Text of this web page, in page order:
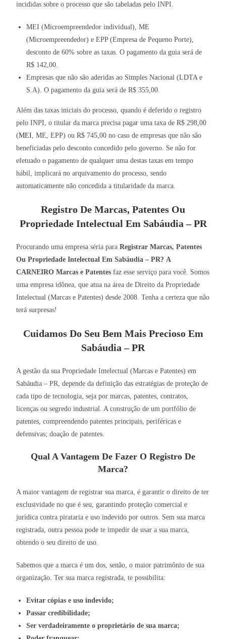
incididas sobre o processo que são tabeladas pelo INPI.
MEI (Microempreendedor individual), ME
(Microempreendedor) e EPP (Empresa de Pequeno Porte),
desconto de 60% sobre as taxas. O pagamento da guia será de
R$ 142,00.
Empresas que não são aderidas ao Simples Nacional (LDTA e
S.A). O pagamento da guia será de R$ 355,00.
Além das taxas iniciais do processo, quando é deferido o registro
pelo INPI, o titular da marca precisa pagar uma taxa de R$ 298,00
(MEI, ME, EPP) ou R$ 745,00 no caso de empresas que não são
beneficiadas pelo desconto concedido pelo governo. Se não for
efetuado o pagamento de qualquer uma destas taxas em tempo
hábil, implicará no arquivamento do processo, sendo
automaticamente não concedida a titularidade da marca.
Registro De Marcas, Patentes Ou
Propriedade Intelectual Em Sabáudia – PR
Procurando uma empresa séria paraRegistrar Marcas, Patentes
Ou Propriedade Intelectual Em Sabáudia – PR? A
CARNEIRO Marcas e Patentes faz esse serviço para você. Somos
uma empresa idônea, que atua na área de Direito da Propriedade
Intelectual (Marcas e Patentes) desde 2008. Tenha a certeza que não
terá surpresas!
Cuidamos Do Seu Bem Mais Precioso Em
Sabáudia – PR
A gestão da sua Propriedade Intelectual (Marcas e Patentes) em
Sabáudia – PR, depende da definição das estratégias de proteção de
cada tipo de tecnologia, seja por marcas, patentes, contratos,
licenças ou segredo industrial. A construção de um portfólio de
patentes, compreendendo patentes principais, periféricas e
defensivas; doação de patentes.
Qual A Vantagem De Fazer O Registro De
Marca?
A maior vantagem de registrar sua marca, é garantir o direito de ter
exclusividade no que é seu, garantindo proteção comercial e
jurídica contra pirataria e uso indevido por outros. Sem sua marca
registrada, outra pessoa pode te impedir de usar a sua marca,
obtendo o seu direito de uso.
Sabemos que a marca é um dos, senão, o maior patrimônio de sua
organização. Ter sua marca registrada, te possibilita:
Evitar cópias e uso indevido;
Passar credibilidade;
Ser verdadeiramente o proprietário de sua marca;